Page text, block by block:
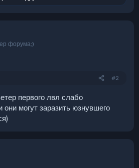
форума;)
#2
первого лвл слабо
они могут заразить юзнувшего